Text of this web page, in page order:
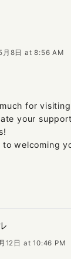
月8日 at 8:56 AM
for
your
welcoming
12日 at 10:46 PM